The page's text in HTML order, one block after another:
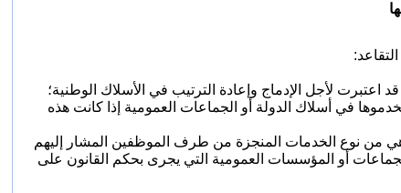
في أسلاك الدولة أو الجماعات العمومية إذا كانت هذه
هي من نوع الخدمات المنجزة من طرف الموظفين المشار إليهم
الجماعات أو المؤسسات العمومية التي يجرى بحكم القانون على